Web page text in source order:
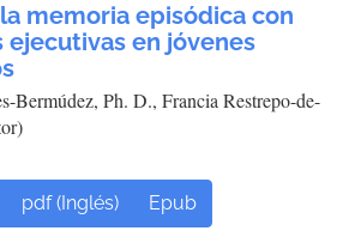
memoria episódica con
ejecutivas en jóvenes
Bermúdez, Ph. D., Francia Restrepo-de-
pdf (Inglés) Epub